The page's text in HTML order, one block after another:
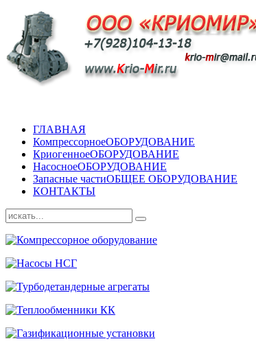
ГЛАВНАЯ
КомпрессорноеОБОРУДОВАНИЕ
КриогенноеОБОРУДОВАНИЕ
НасосноеОБОРУДОВАНИЕ
Запасные частиОБЩЕЕ ОБОРУДОВАНИЕ
КОНТАКТЫ